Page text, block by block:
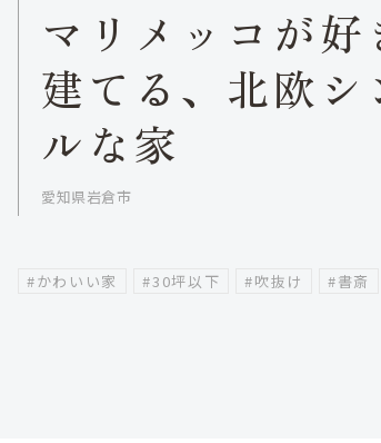
マリメッコが好
建てる、北欧シ
ルな家
愛知県岩倉市
#かわいい家 #30坪以下 #吹抜け #書斎